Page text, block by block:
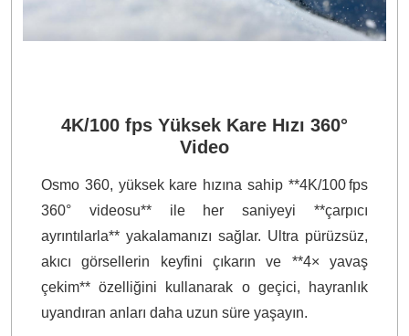
4K/100 fps Yüksek Kare Hızı 360°
Video
Osmo 360, yüksek kare hızına sahip **4K/100 fps
360° videosu** ile her saniyeyi **çarpıcı
ayrıntılarla** yakalamanızı sağlar. Ultra pürüzsüz,
akıcı görsellerin keyfini çıkarın ve **4× yavaş
çekim** özelliğini kullanarak o geçici, hayranlık
uyandıran anları daha uzun süre yaşayın.